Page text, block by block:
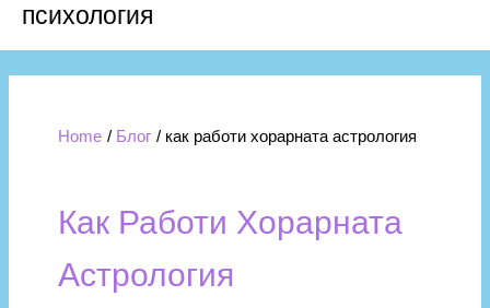
психология
Home Блог как работи хорарната астрология
Как Работи Хорарната
Астрология